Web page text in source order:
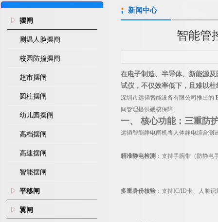
摆闸
测温人脸摆闸
校园防撞摆闸
超市摆闸
圆柱摆闸
幼儿园摆闸
高档摆闸
高速摆闸
智能摆闸
平移闸
翼闸
新闻中心
智能管
在电子制造、半导体、新能源
试仪，不仅效率低下，且难以
深圳市远韬智能设备有限公司推出的
间管理提供硬核保障。
一、 核心功能：三重防
远韬智能静电闸机将人体静电综合测
精准静电检测 ：支持手腕带（防静
多重身份核验 ：支持IC/ID卡、人脸